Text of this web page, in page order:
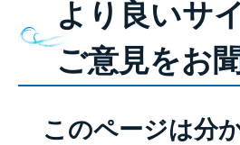
より良いサ
ご意見をお
このページは分